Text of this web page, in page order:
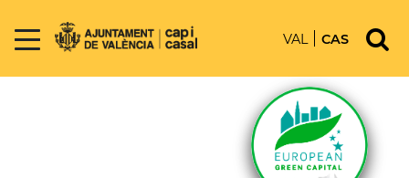
VAL CAS